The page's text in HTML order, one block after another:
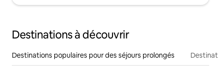
Destinations à découvrir
Destinations populaires pour des séjours prolongés